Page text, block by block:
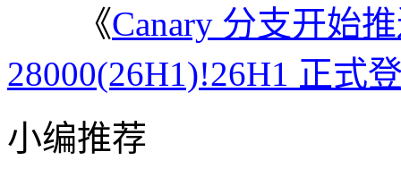
《Canary 分支开始
28000(26H1)!26H1 正式
小编推荐